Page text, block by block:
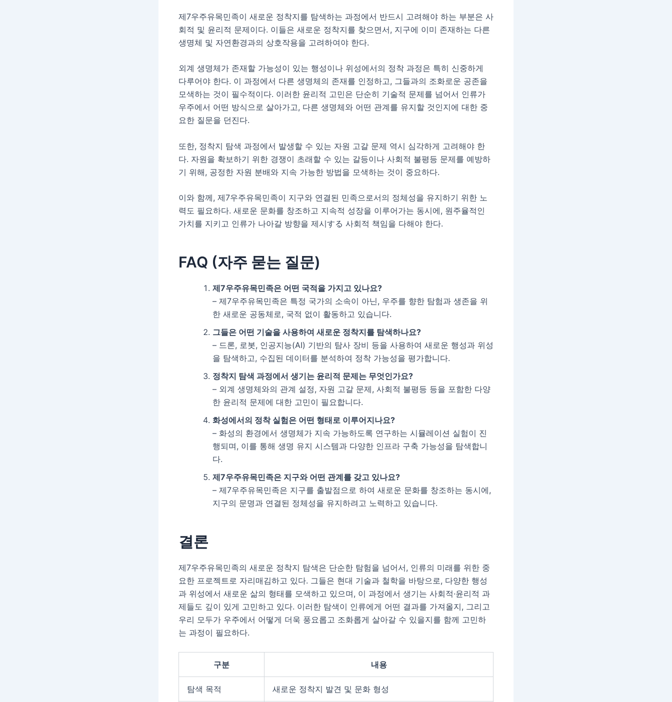
제7우주유목민족이 새로운 정착지를 탐색하는 과정에서 반드시 고려해야 하는 부분은 사
회적 및 윤리적 문제이다. 이들은 새로운 정착지를 찾으면서, 지구에 이미 존재하는 다른
생명체 및 자연환경과의 상호작용을 고려하여야 한다.
외계 생명체가 존재할 가능성이 있는 행성이나 위성에서의 정착 과정은 특히 신중하게
다루어야 한다. 이 과정에서 다른 생명체의 존재를 인정하고, 그들과의 조화로운 공존을
모색하는 것이 필수적이다. 이러한 윤리적 고민은 단순히 기술적 문제를 넘어서 인류가
우주에서 어떤 방식으로 살아가고, 다른 생명체와 어떤 관계를 유지할 것인지에 대한 중
요한 질문을 던진다.
또한, 정착지 탐색 과정에서 발생할 수 있는 자원 고갈 문제 역시 심각하게 고려해야 한
다. 자원을 확보하기 위한 경쟁이 초래할 수 있는 갈등이나 사회적 불평등 문제를 예방하
기 위해, 공정한 자원 분배와 지속 가능한 방법을 모색하는 것이 중요하다.
이와 함께, 제7우주유목민족이 지구와 연결된 민족으로서의 정체성을 유지하기 위한 노
력도 필요하다. 새로운 문화를 창조하고 지속적 성장을 이루어가는 동시에, 원주율적인
가치를 지키고 인류가 나아갈 방향을 제시する 사회적 책임을 다해야 한다.
FAQ (자주 묻는 질문)
제7우주유목민족은 어떤 국적을 가지고 있나요?
– 제7우주유목민족은 특정 국가의 소속이 아닌, 우주를 향한 탐험과 생존을 위
한 새로운 공동체로, 국적 없이 활동하고 있습니다.
그들은 어떤 기술을 사용하여 새로운 정착지를 탐색하나요?
– 드론, 로봇, 인공지능(AI) 기반의 탐사 장비 등을 사용하여 새로운 행성과 위성
을 탐색하고, 수집된 데이터를 분석하여 정착 가능성을 평가합니다.
정착지 탐색 과정에서 생기는 윤리적 문제는 무엇인가요?
– 외계 생명체와의 관계 설정, 자원 고갈 문제, 사회적 불평등 등을 포함한 다양
한 윤리적 문제에 대한 고민이 필요합니다.
화성에서의 정착 실험은 어떤 형태로 이루어지나요?
– 화성의 환경에서 생명체가 지속 가능하도록 연구하는 시뮬레이션 실험이 진
행되며, 이를 통해 생명 유지 시스템과 다양한 인프라 구축 가능성을 탐색합니
다.
제7우주유목민족은 지구와 어떤 관계를 갖고 있나요?
– 제7우주유목민족은 지구를 출발점으로 하여 새로운 문화를 창조하는 동시에,
지구의 문명과 연결된 정체성을 유지하려고 노력하고 있습니다.
결론
제7우주유목민족의 새로운 정착지 탐색은 단순한 탐험을 넘어서, 인류의 미래를 위한 중
요한 프로젝트로 자리매김하고 있다. 그들은 현대 기술과 철학을 바탕으로, 다양한 행성
과 위성에서 새로운 삶의 형태를 모색하고 있으며, 이 과정에서 생기는 사회적·윤리적 과
제들도 깊이 있게 고민하고 있다. 이러한 탐색이 인류에게 어떤 결과를 가져올지, 그리고
우리 모두가 우주에서 어떻게 더욱 풍요롭고 조화롭게 살아갈 수 있을지를 함께 고민하
는 과정이 필요하다.
구분 내용
탐색 목적 새로운 정착지 발견 및 문화 형성